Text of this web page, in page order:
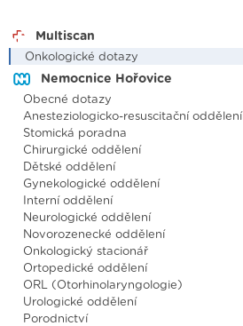
Multiscan
Onkologické dotazy
Nemocnice Hořovice
Obecné dotazy
Anesteziologicko-resuscitační oddělení
Stomická poradna
Chirurgické oddělení
Dětské oddělení
Gynekologické oddělení
Interní oddělení
Neurologické oddělení
Novorozenecké oddělení
Onkologický stacionář
Ortopedické oddělení
ORL (Otorhinolaryngologie)
Urologické oddělení
Porodnictví